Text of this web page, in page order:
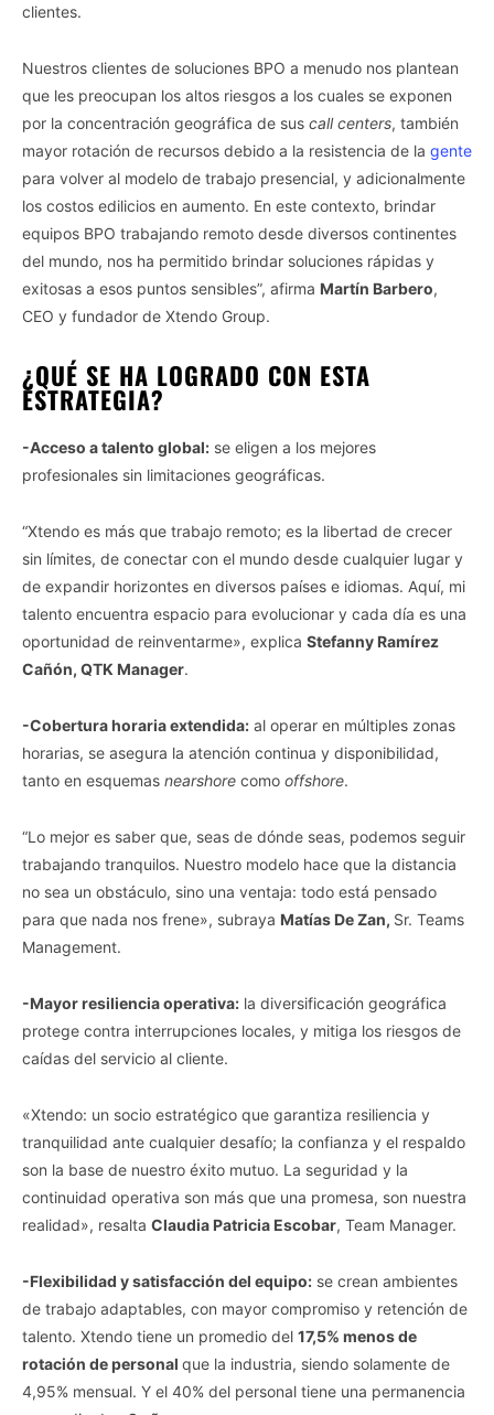
Vida.es - Do Not Process My Personal Information
processing of your personal or sensitive information for
targeted advertising by us, please use the below opt-out
section to confirm your selection. Please note that after your
opt-out request is processed you may continue seeing
interest-based ads based on personal information utilized by
us or personal information disclosed to third parties prior to
clientes.
Nuestros clientes de soluciones BPO a menudo nos plantean
que les preocupan los altos riesgos a los cuales se exponen
por la concentración geográfica de sus call centers, también
mayor rotación de recursos debido a la resistencia de la gente
para volver al modelo de trabajo presencial, y adicionalmente
los costos edilicios en aumento. En este contexto, brindar
equipos BPO trabajando remoto desde diversos continentes
del mundo, nos ha permitido brindar soluciones rápidas y
exitosas a esos puntos sensibles”, afirma Martín Barbero,
CEO y fundador de Xtendo Group.
¿QUÉ SE HA LOGRADO CON ESTA
ESTRATEGIA?
-Acceso a talento global: se eligen a los mejores
profesionales sin limitaciones geográficas.
“Xtendo es más que trabajo remoto; es la libertad de crecer
sin límites, de conectar con el mundo desde cualquier lugar y
de expandir horizontes en diversos países e idiomas. Aquí, mi
talento encuentra espacio para evolucionar y cada día es una
oportunidad de reinventarme», explica Stefanny Ramírez
Cañón, QTK Manager.
-Cobertura horaria extendida: al operar en múltiples zonas
horarias, se asegura la atención continua y disponibilidad,
tanto en esquemas nearshore como offshore.
“Lo mejor es saber que, seas de dónde seas, podemos seguir
trabajando tranquilos. Nuestro modelo hace que la distancia
no sea un obstáculo, sino una ventaja: todo está pensado
para que nada nos frene», subraya Matías De Zan, Sr. Teams
Management.
-Mayor resiliencia operativa: la diversificación geográfica
protege contra interrupciones locales, y mitiga los riesgos de
caídas del servicio al cliente.
«Xtendo: un socio estratégico que garantiza resiliencia y
tranquilidad ante cualquier desafío; la confianza y el respaldo
son la base de nuestro éxito mutuo. La seguridad y la
continuidad operativa son más que una promesa, son nuestra
realidad», resalta Claudia Patricia Escobar, Team Manager.
-Flexibilidad y satisfacción del equipo: se crean ambientes
de trabajo adaptables, con mayor compromiso y retención de
talento. Xtendo tiene un promedio del 17,5% menos de
rotación de personal que la industria, siendo solamente de
4,95% mensual. Y el 40% del personal tiene una permanencia